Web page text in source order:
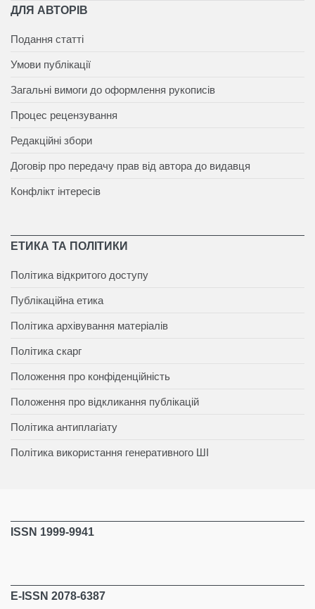
ДЛЯ АВТОРІВ
Подання статті
Умови публікації
Загальні вимоги до оформлення рукописів
Процес рецензування
Редакційні збори
Договір про передачу прав від автора до видавця
Конфлікт інтересів
ЕТИКА ТА ПОЛІТИКИ
Політика відкритого доступу
Публікаційна етика
Політика архівування матеріалів
Політика скарг
Положення про конфіденційність
Положення про відкликання публікацій
Політика антиплагіату
Політика використання генеративного ШІ
ISSN 1999-9941
E-ISSN 2078-6387